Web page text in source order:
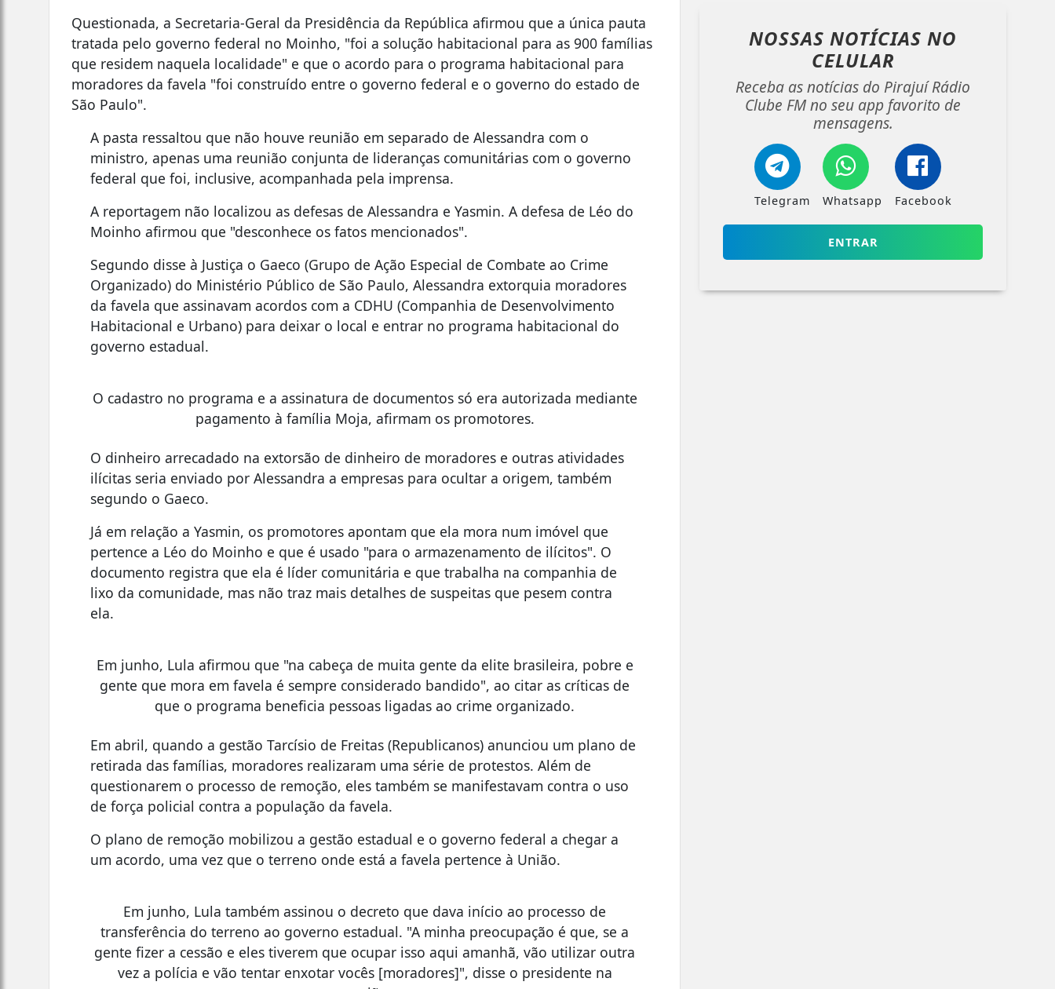
Questionada, a Secretaria-Geral da Presidência da República afirmou que a única pauta
tratada pelo governo federal no Moinho, "foi a solução habitacional para as 900 famílias
que residem naquela localidade" e que o acordo para o programa habitacional para
moradores da favela "foi construído entre o governo federal e o governo do estado de
São Paulo".
A pasta ressaltou que não houve reunião em separado de Alessandra com o
ministro, apenas uma reunião conjunta de lideranças comunitárias com o governo
federal que foi, inclusive, acompanhada pela imprensa.
A reportagem não localizou as defesas de Alessandra e Yasmin. A defesa de Léo do
Moinho afirmou que "desconhece os fatos mencionados".
Segundo disse à Justiça o Gaeco (Grupo de Ação Especial de Combate ao Crime
Organizado) do Ministério Público de São Paulo, Alessandra extorquia moradores
da favela que assinavam acordos com a CDHU (Companhia de Desenvolvimento
Habitacional e Urbano) para deixar o local e entrar no programa habitacional do
governo estadual.
O cadastro no programa e a assinatura de documentos só era autorizada mediante
pagamento à família Moja, afirmam os promotores.
O dinheiro arrecadado na extorsão de dinheiro de moradores e outras atividades
ilícitas seria enviado por Alessandra a empresas para ocultar a origem, também
segundo o Gaeco.
Já em relação a Yasmin, os promotores apontam que ela mora num imóvel que
pertence a Léo do Moinho e que é usado "para o armazenamento de ilícitos". O
documento registra que ela é líder comunitária e que trabalha na companhia de
lixo da comunidade, mas não traz mais detalhes de suspeitas que pesem contra
ela.
Em junho, Lula afirmou que "na cabeça de muita gente da elite brasileira, pobre e
gente que mora em favela é sempre considerado bandido", ao citar as críticas de
que o programa beneficia pessoas ligadas ao crime organizado.
Em abril, quando a gestão Tarcísio de Freitas (Republicanos) anunciou um plano de
retirada das famílias, moradores realizaram uma série de protestos. Além de
questionarem o processo de remoção, eles também se manifestavam contra o uso
de força policial contra a população da favela.
O plano de remoção mobilizou a gestão estadual e o governo federal a chegar a
um acordo, uma vez que o terreno onde está a favela pertence à União.
Em junho, Lula também assinou o decreto que dava início ao processo de
transferência do terreno ao governo estadual. "A minha preocupação é que, se a
gente fizer a cessão e eles tiverem que ocupar isso aqui amanhã, vão utilizar outra
vez a polícia e vão tentar enxotar vocês [moradores]", disse o presidente na
NOSSAS NOTÍCIASNO
CELULAR
Receba as notícias do Pirajuí Rádio
Clube FM no seu app favorito de
mensagens.
Telegram Whatsapp Facebook
ENTRAR